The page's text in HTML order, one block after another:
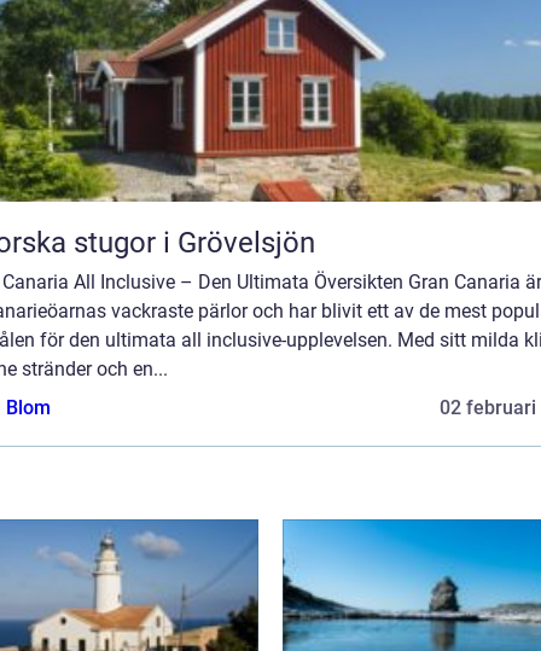
stugor i Grövelsjön
All Inclusive – Den Ultimata Översikten Gran Canaria
vackraste pärlor och har blivit ett av de mest
för den ultimata all inclusive-upplevelsen. Med sitt milda
stränder och en...
Blom
02 februari